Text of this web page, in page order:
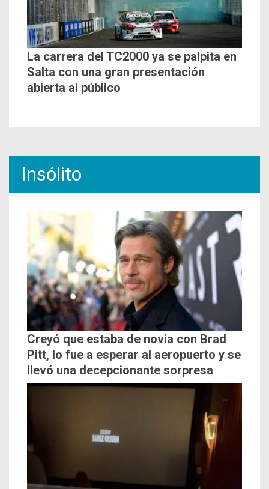
La carrera del TC2000 ya se palpita en
Salta con una gran presentación
abierta al público
Insólito
Creyó que estaba de novia con Brad
Pitt, lo fue a esperar al aeropuerto y se
llevó una decepcionante sorpresa